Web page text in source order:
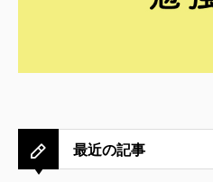
最近の記事